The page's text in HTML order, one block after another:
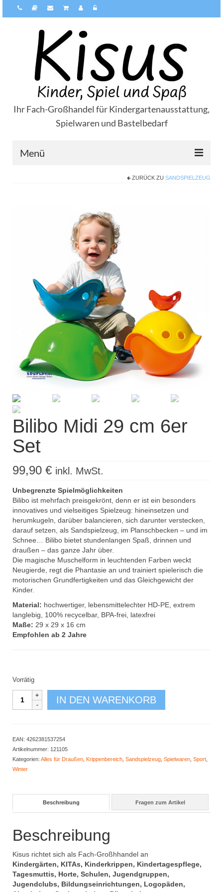
Ihr Fach-Großhandel für Kindergartenausstattung,
Spielwaren und Bastelbedarf
Menü
Kisus Katalog anfordern
Kontakt
Log In / Mein Konto
Products
search
ZURÜCK ZU SANDSPIELZEUG
Bilibo Midi 29 cm 6er
Set
99,90 € inkl. MwSt.
Unbegrenzte Spielmöglichkeiten
Bilibo ist mehrfach preisgekrönt, denn er ist ein besonders
innovatives und vielseitiges Spielzeug: hineinsetzen und
herumkugeln, darüber balancieren, sich darunter verstecken,
darauf setzen, als Sandspielzeug, im Planschbecken – und im
Schnee… Bilibo bietet stundenlangen Spaß, drinnen und
draußen – das ganze Jahr über.
Die magische Muschelform in leuchtenden Farben weckt
Neugierde, regt die Phantasie an und trainiert spielerisch die
motorischen Grundfertigkeiten und das Gleichgewicht der
Kinder.
Material: hochwertiger, lebensmittelechter HD-PE, extrem
langlebig, 100% recycelbar, BPA-frei, latexfrei
Maße: 29 x 29 x 16 cm
Empfohlen ab 2 Jahre
Vorrätig
Midi
IN DEN WARENKORB
EAN: 4262381537254
Artikelnummer: 121105
Kategorien: Alles für Draußen Krippenbereich Sandspielzeug Spielwaren Sport
Winter
Beschreibung Fragen zum Artikel
Beschreibung
Kisus richtet sich als Fach-Großhhandel an
Kindergärten, KITAs, Kinderkrippen, Kindertagespflege,
Tagesmuttis, Horte, Schulen, Jugendgruppen,
Jugendclubs, Bildungseinrichtungen, Logopäden,